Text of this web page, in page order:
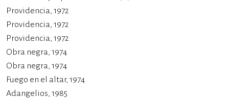
Providencia, 1972
Providencia, 1972
Providencia, 1972
Obra negra, 1974
Obra negra, 1974
Fuego en el altar, 1974
Adangelios, 1985